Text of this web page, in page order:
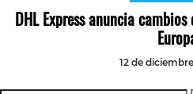
DHL Express anuncia
12 de